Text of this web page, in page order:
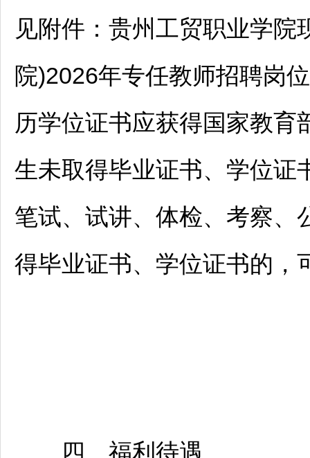
见附件：贵州工贸职业学
院)2026年专任教师招聘岗
历学位证书应获得国家教
生未取得毕业证书、学位证
笔试、试讲、体检、考察、
得毕业证书、学位证书的，
四、福利待遇